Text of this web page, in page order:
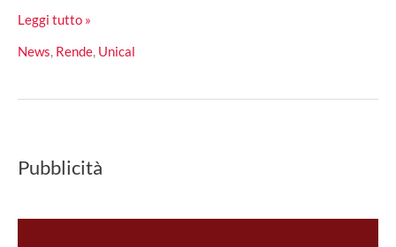
Università
Calabria
proposte
delle
Leggi tutto »
News, Rende, Unical
Pubblicità